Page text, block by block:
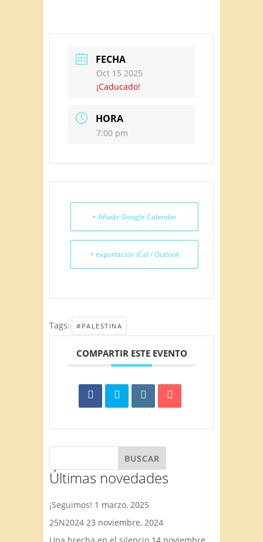
FECHA
Oct 15 2025
¡Caducado!
HORA
7:00 pm
+ Añadir Google Calendar
+ exportación iCal / Outlook
Tags: #PALESTINA
COMPARTIR ESTE EVENTO
Últimas novedades
¡Seguimos! 1 marzo, 2025
25N2024 23 noviembre, 2024